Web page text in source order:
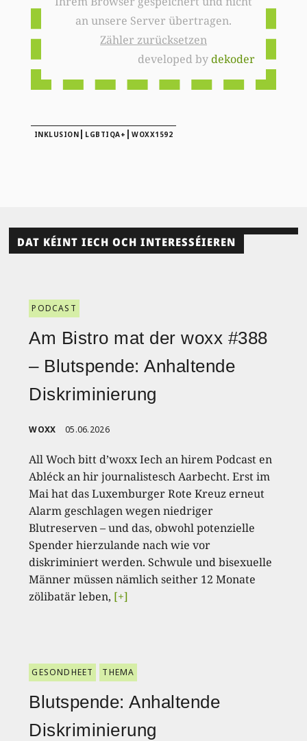
an unsere Server übertragen.
Zähler zurücksetzen
developed bydekoder
INKLUSION | LGBTIQA+ |WOXX1592
DAT KÉINT IECH OCH INTERESSÉIEREN
PODCAST
Am Bistro mat der woxx #388
– Blutspende: Anhaltende
Diskriminierung
WOXX 05.06.2026
All Woch bitt d’woxx Iech an hirem Podcast en
Abléck an hir journalistesch Aarbecht. Erst im
Mai hat das Luxemburger Rote Kreuz erneut
Alarm geschlagen wegen niedriger
Blutreserven – und das, obwohl potenzielle
Spender hierzulande nach wie vor
diskriminiert werden. Schwule und bisexuelle
Männer müssen nämlich seither 12 Monate
zölibatär leben, [+]
GESONDHEET THEMA
Blutspende: Anhaltende
Diskriminierung